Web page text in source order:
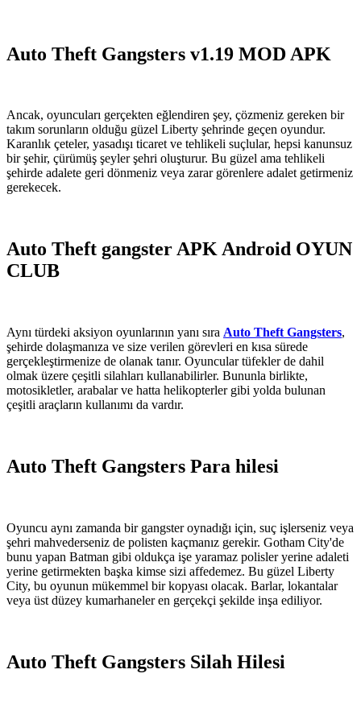
Auto Theft Gangsters v1.19 MOD APK
Ancak, oyuncuları gerçekten eğlendiren şey, çözmeniz gereken bir
takım sorunların olduğu güzel Liberty şehrinde geçen oyundur.
Karanlık çeteler, yasadışı ticaret ve tehlikeli suçlular, hepsi kanunsuz
bir şehir, çürümüş şeyler şehri oluşturur. Bu güzel ama tehlikeli
şehirde adalete geri dönmeniz veya zarar görenlere adalet getirmeniz
gerekecek.
Auto Theft gangster APK Android OYUN
CLUB
Aynı türdeki aksiyon oyunlarının yanı sıra Auto Theft Gangsters,
şehirde dolaşmanıza ve size verilen görevleri en kısa sürede
gerçekleştirmenize de olanak tanır. Oyuncular tüfekler de dahil
olmak üzere çeşitli silahları kullanabilirler. Bununla birlikte,
motosikletler, arabalar ve hatta helikopterler gibi yolda bulunan
çeşitli araçların kullanımı da vardır.
Auto Theft Gangsters Para hilesi
Oyuncu aynı zamanda bir gangster oynadığı için, suç işlerseniz veya
şehri mahvederseniz de polisten kaçmanız gerekir. Gotham City'de
bunu yapan Batman gibi oldukça işe yaramaz polisler yerine adaleti
yerine getirmekten başka kimse sizi affedemez. Bu güzel Liberty
City, bu oyunun mükemmel bir kopyası olacak. Barlar, lokantalar
veya üst düzey kumarhaneler en gerçekçi şekilde inşa ediliyor.
Auto Theft Gangsters Silah Hilesi